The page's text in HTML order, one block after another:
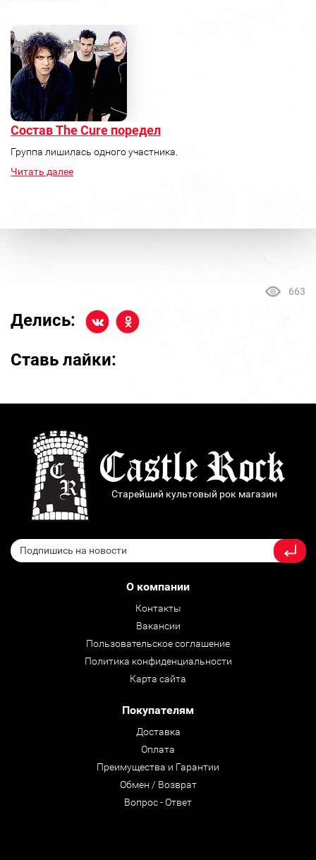
Состав The Cure поредел
Группа лишилась одного участника.
Читать далее
663
Делись:
Ставь лайки:
Старейший культовый рок магазин
О компании
Контакты
Вакансии
Пользовательское соглашение
Политика конфиденциальности
Карта сайта
Покупателям
Доставка
Оплата
Преимущества и Гарантии
Обмен / Возврат
Вопрос - Ответ